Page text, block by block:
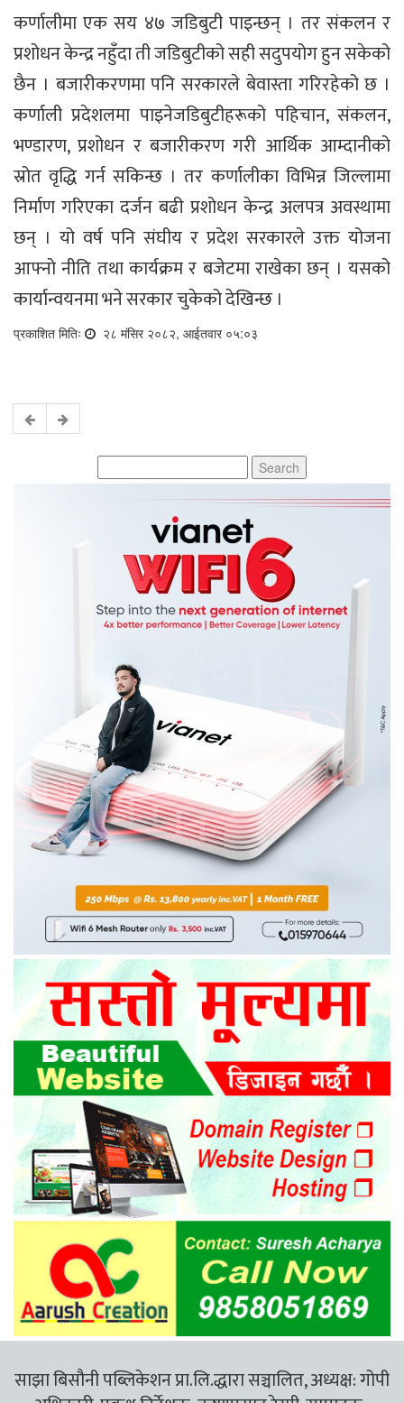
कर्णालीमा एक सय ४७ जडिबुटी पाइन्छन् । तर संकलन र
प्रशोधन केन्द्र नहुँदा ती जडिबुटीको सही सदुपयोग हुन सकेको
छैन । बजारीकरणमा पनि सरकारले बेवास्ता गरिरहेको छ ।
कर्णाली प्रदेशलमा पाइनेजडिबुटीहरूको पहिचान, संकलन,
भण्डारण, प्रशोधन र बजारीकरण गरी आर्थिक आम्दानीको
स्रोत वृद्धि गर्न सकिन्छ । तर कर्णालीका विभिन्न जिल्लामा
निर्माण गरिएका दर्जन बढी प्रशोधन केन्द्र अलपत्र अवस्थामा
छन् । यो वर्ष पनि संघीय र प्रदेश सरकारले उक्त योजना
आफ्नो नीति तथा कार्यक्रम र बजेटमा राखेका छन् । यसको
कार्यान्वयनमा भने सरकार चुकेको देखिन्छ ।
प्रकाशित मितिः २८ मंसिर २०८२, आईतवार ०५:०३
for:
साझा बिसौनी पब्लिकेशन प्रा.लि.द्धारा सञ्चालित, अध्यक्ष: गोपी